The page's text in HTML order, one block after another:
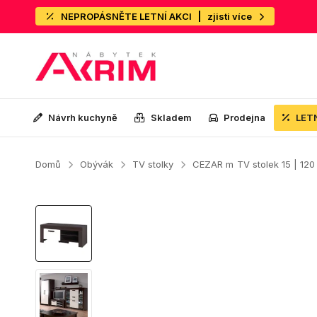
NEPROPÁSNĚTE LETNÍ AKCI zjisti více
Návrh kuchyně Skladem Prodejna
Domů Obývák TV stolky CEZAR m TV stolek 15 |